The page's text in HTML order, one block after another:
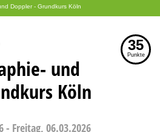
Doppler - Grundkurs Köln
und
Köln
35
Punkte
- Freitag, 06.03.2026